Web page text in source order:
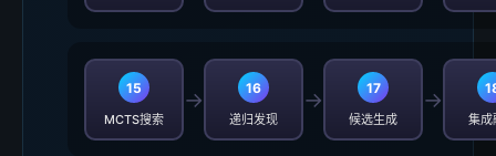
15
MCTS搜索
→ 16
递归发现
→ 17
候选生成
→
集成